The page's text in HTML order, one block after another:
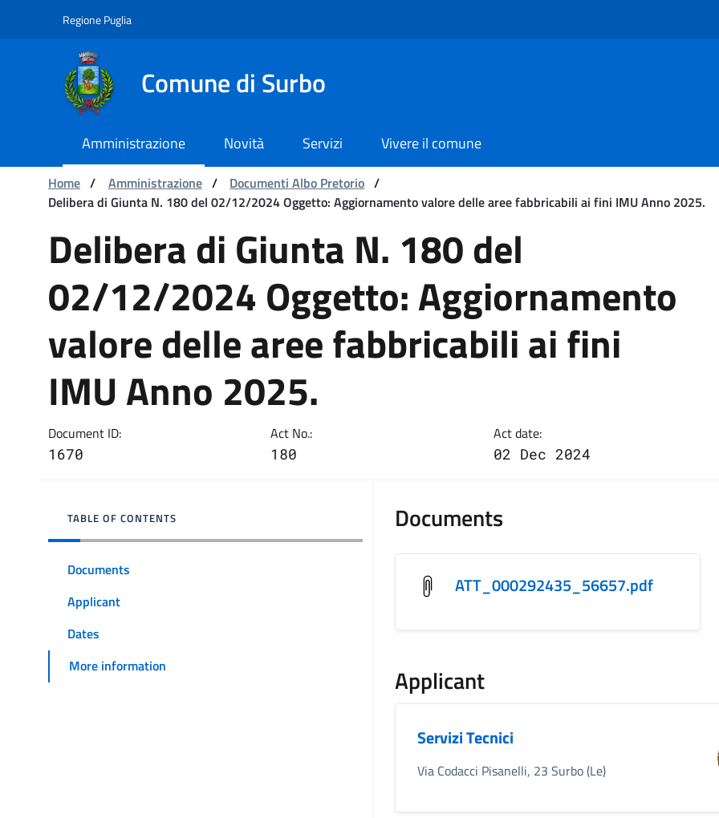
Navigation
Skip to Content
Regione Puglia
Comune di Surbo
Amministrazione Novità Servizi
Vivere il comune
You are:
Home / Amministrazione / Documenti Albo Pretorio /
Delibera di Giunta N. 180 del 02/12/2024 Oggetto: Aggiornamento valore delle aree fabbricabili ai fini IMU Anno 2025.
Delibera di Giunta N. 180 del 02/12/2024
Delibera di Giunta N. 180 del
02/12/2024 Oggetto: Aggiornamento
valore delle aree fabbricabili ai fini
IMU Anno 2025.
Document ID:
1670
Act No.:
180
Act date:
02 Dec 2024
TABLE OF CONTENTS
Documents
Applicant
Dates
More information
Documents
ATT_000292435_56657.pdf
Applicant
Servizi Tecnici
Via Codacci Pisanelli, 23 Surbo (Le)